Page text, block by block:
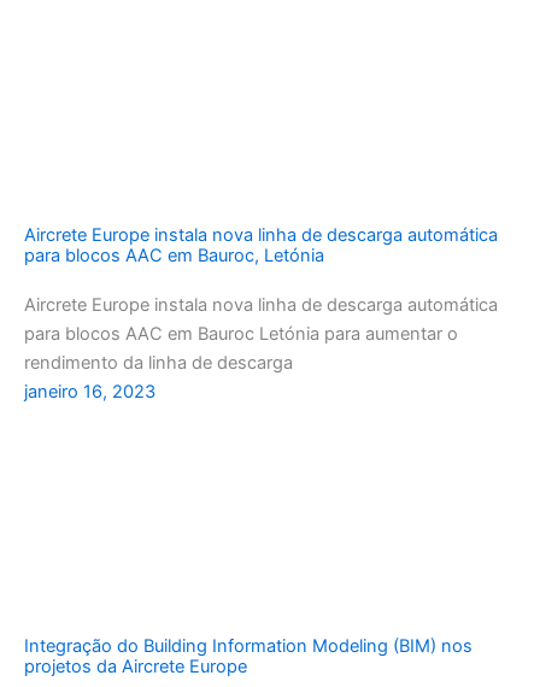
Aircrete Europe instala nova linha de descarga automática
para blocos AAC em Bauroc, Letónia
Aircrete Europe instala nova linha de descarga automática
para blocos AAC em Bauroc Letónia para aumentar o
rendimento da linha de descarga
janeiro 16, 2023
Integração do Building Information Modeling (BIM) nos
projetos da Aircrete Europe